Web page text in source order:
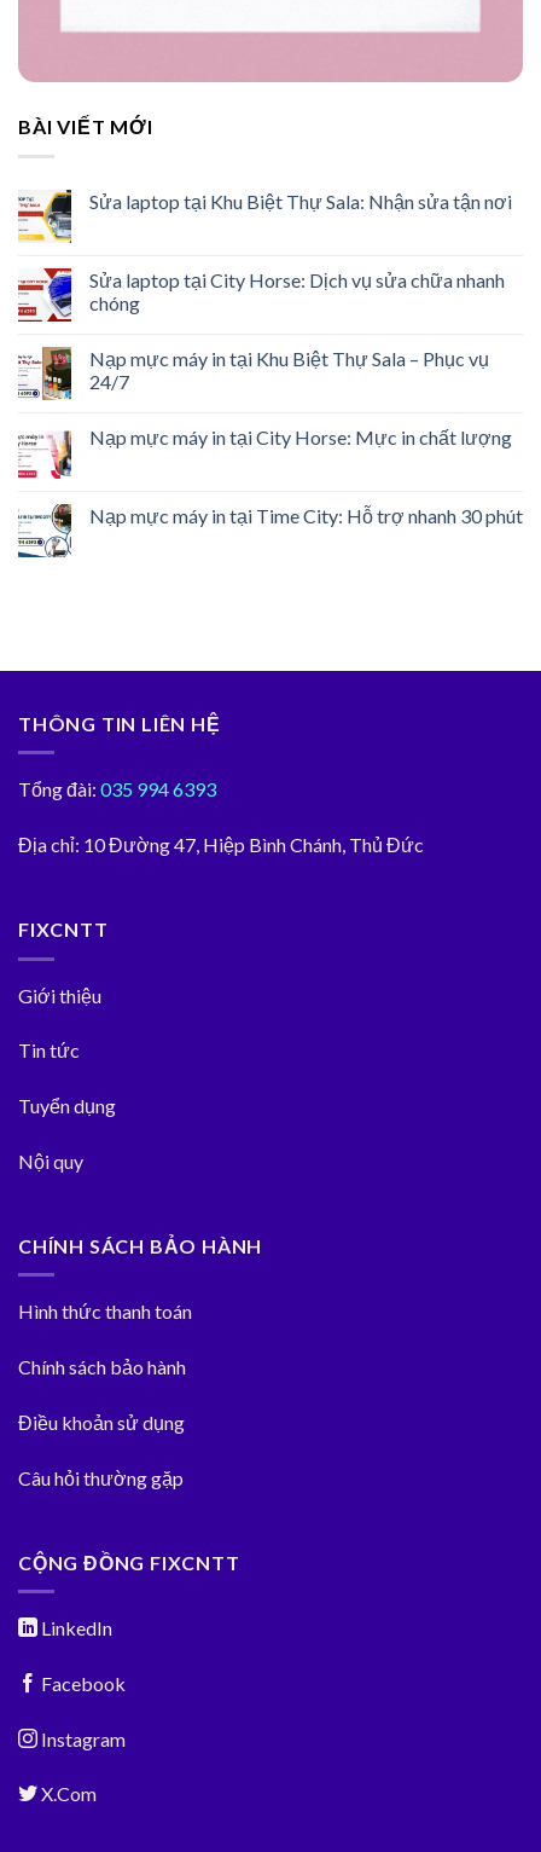
BÀI VIẾT MỚI
Sửa laptop tại Khu Biệt Thự Sala: Nhận sửa tận nơi
Sửa laptop tại City Horse: Dịch vụ sửa chữa nhanh
chóng
Nạp mực máy in tại Khu Biệt Thự Sala – Phục vụ
24/7
Nạp mực máy in tại City Horse: Mực in chất lượng
Nạp mực máy in tại Time City: Hỗ trợ nhanh 30 phút
THÔNG TIN LIÊN HỆ
Tổng đài: 035 994 6393
Địa chỉ: 10 Đường 47, Hiệp Bình Chánh, Thủ Đức
FIXCNTT
Giới thiệu
Tin tức
Tuyển dụng
Nội quy
CHÍNH SÁCH BẢO HÀNH
Hình thức thanh toán
Chính sách bảo hành
Điều khoản sử dụng
Câu hỏi thường gặp
CỘNG ĐỒNG FIXCNTT
LinkedIn
Facebook
Instagram
X.Com